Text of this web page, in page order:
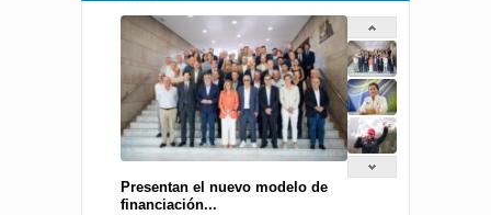
Presentan el nuevo modelo de
financiación...